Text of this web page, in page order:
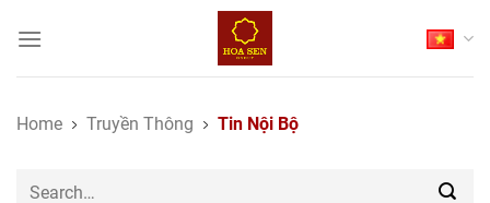
Home Truyền Thông Tin Nội Bộ